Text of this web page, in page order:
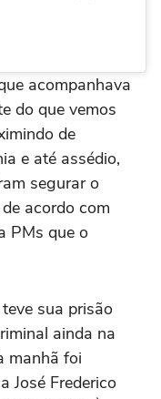
acompanhava
do que vemos
de
e até assédio,
segurar o
acordo com
PMs que o
sua prisão
ainda na
manhã foi
José Frederico